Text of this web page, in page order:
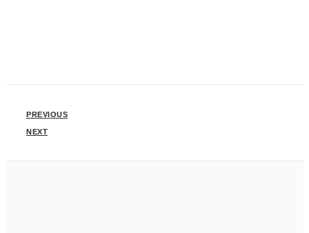
PREVIOUS
NEXT